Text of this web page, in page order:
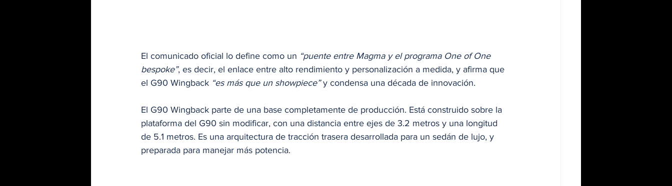
El comunicado oficial lo define como un “puente entre Magma y el programa One of One
bespoke”, es decir, el enlace entre alto rendimiento y personalización a medida, y afirma que
el G90 Wingback “es más que un showpiece” y condensa una década de innovación.
El G90 Wingback parte de una base completamente de producción. Está construido sobre la
plataforma del G90 sin modificar, con una distancia entre ejes de 3.2 metros y una longitud
de 5.1 metros. Es una arquitectura de tracción trasera desarrollada para un sedán de lujo, y
preparada para manejar más potencia.